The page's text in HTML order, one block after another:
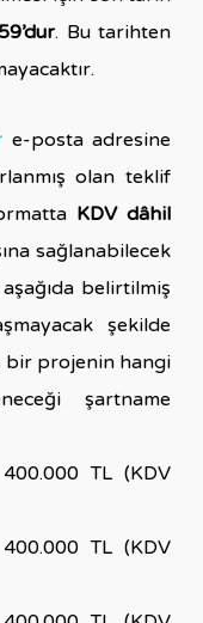
. Bu tarihten
e-posta adresine
olan teklif
KDV dâhil
sağlanabilecek
belirtilmiş
şekilde
bir projenin hangi
şartname
TL (KDV
TL (KDV